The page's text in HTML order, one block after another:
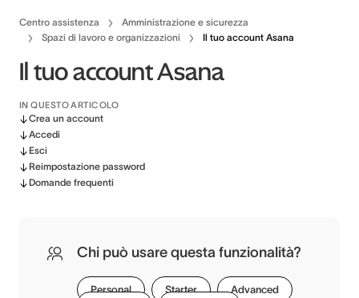
Centro assistenza
Amministrazione e sicurezza
Spazi di lavoro e organizzazioni
Il tuo account Asana
Il tuo account Asana
IN QUESTO ARTICOLO
Crea un account
Accedi
Esci
Reimpostazione password
Domande frequenti
Chi può usare questa funzionalità?
Personal Starter
Advanced